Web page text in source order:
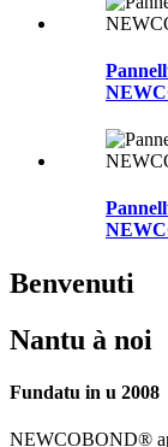
Benvenuti
Nantu à noi
Fundatu in u 2008
NEWCOBOND®